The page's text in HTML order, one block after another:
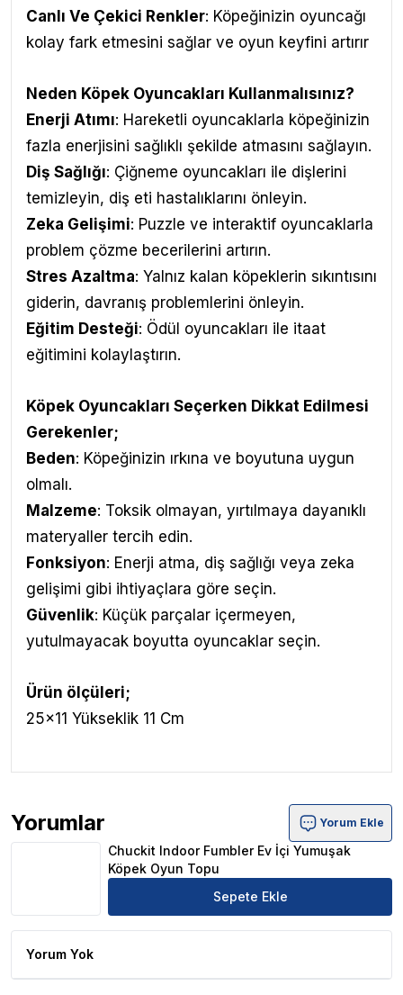
Canlı Ve Çekici Renkler: Köpeğinizin oyuncağı
kolay fark etmesini sağlar ve oyun keyfini artırır
Neden Köpek Oyuncakları Kullanmalısınız?
Enerji Atımı: Hareketli oyuncaklarla köpeğinizin
fazla enerjisini sağlıklı şekilde atmasını sağlayın.
Diş Sağlığı: Çiğneme oyuncakları ile dişlerini
temizleyin, diş eti hastalıklarını önleyin.
Zeka Gelişimi: Puzzle ve interaktif oyuncaklarla
problem çözme becerilerini artırın.
Stres Azaltma: Yalnız kalan köpeklerin sıkıntısını
giderin, davranış problemlerini önleyin.
Eğitim Desteği: Ödül oyuncakları ile itaat
eğitimini kolaylaştırın.
Köpek Oyuncakları Seçerken Dikkat Edilmesi
Gerekenler;
Beden: Köpeğinizin ırkına ve boyutuna uygun
olmalı.
Malzeme: Toksik olmayan, yırtılmaya dayanıklı
materyaller tercih edin.
Fonksiyon: Enerji atma, diş sağlığı veya zeka
gelişimi gibi ihtiyaçlara göre seçin.
Güvenlik: Küçük parçalar içermeyen,
yutulmayacak boyutta oyuncaklar seçin.
Ürün ölçüleri;
25x11 Yükseklik 11 Cm
Yorumlar
Chuckit Indoor Fumbler Ev İçi Yumuşak Köpek Oyun
Yorum Ekle
Chuckit Indoor Fumbler Ev İçi Yumuşak
Köpek Oyun Topu
Sepete Ekle
Yorum Yok